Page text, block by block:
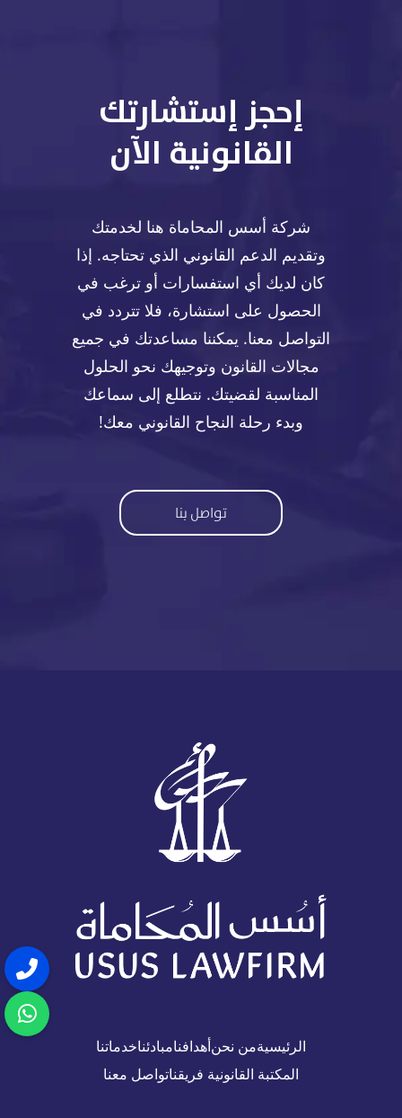
إحجز إستشارتك
القانونية الآن
شركة أسس المحاماة هنا لخدمتك
وتقديم الدعم القانوني الذي تحتاجه. إذا
كان لديك أي استفسارات أو ترغب في
الحصول على استشارة، فلا تتردد في
التواصل معنا. يمكننا مساعدتك في جميع
مجالات القانون وتوجيهك نحو الحلول
المناسبة لقضيتك. نتطلع إلى سماعك
وبدء رحلة النجاح القانوني معك!
تواصل بنا
الرئيسيةمن نحنأهدافنامبادئناخدماتنا
المكتبة القانونية فريقناتواصل معنا